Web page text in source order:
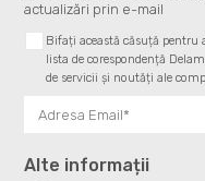
actualizări prin e-mail
Bifați această căsuță pentru
lista de corespondență
de servicii și noutăți ale
Alte informații